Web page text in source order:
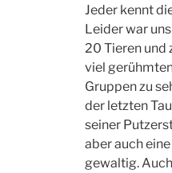
Jeder kennt
Leider war
20 Tieren und
viel
Gruppen zu
der letzten
seiner
aber auch
gewaltig.